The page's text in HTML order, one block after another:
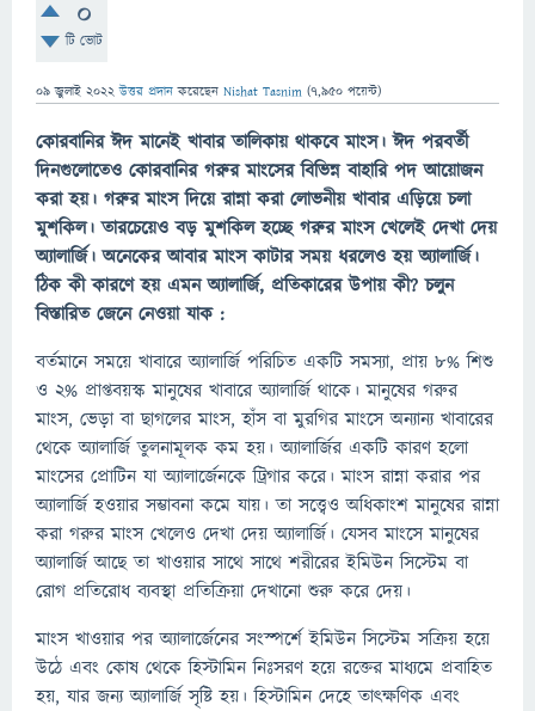
0
টি ভোট
09 জুলাই 2022 উত্তর প্রদান করেছেন Nishat Tasnim (7,950 পয়েন্ট)
কোরবানির ঈদ মানেই খাবার তালিকায় থাকবে মাংস। ঈদ পরবর্তী
দিনগুলোতেও কোরবানির গরুর মাংসের বিভিন্ন বাহারি পদ আয়োজন
করা হয়। গরুর মাংস দিয়ে রান্না করা লোভনীয় খাবার এড়িয়ে চলা
মুশকিল। তারচেয়েও বড় মুশকিল হচ্ছে গরুর মাংস খেলেই দেখা দেয়
অ্যালার্জি। অনেকের আবার মাংস কাটার সময় ধরলেও হয় অ্যালার্জি।
ঠিক কী কারণে হয় এমন অ্যালার্জি, প্রতিকারের উপায় কী? চলুন
বিস্তারিত জেনে নেওয়া যাক :
বর্তমানে সময়ে খাবারে অ্যালার্জি পরিচিত একটি সমস্যা, প্রায় ৮% শিশু
ও ২% প্রাপ্তবয়স্ক মানুষের খাবারে অ্যালার্জি থাকে। মানুষের গরুর
মাংস, ভেড়া বা ছাগলের মাংস, হাঁস বা মুরগির মাংসে অন্যান্য খাবারের
থেকে অ্যালার্জি তুলনামূলক কম হয়। অ্যালার্জির একটি কারণ হলো
মাংসের প্রোটিন যা অ্যালার্জেনকে ট্রিগার করে। মাংস রান্না করার পর
অ্যালার্জি হওয়ার সম্ভাবনা কমে যায়। তা সত্ত্বেও অধিকাংশ মানুষের রান্না
করা গরুর মাংস খেলেও দেখা দেয় অ্যালার্জি। যেসব মাংসে মানুষের
অ্যালার্জি আছে তা খাওয়ার সাথে সাথে শরীরের ইমিউন সিস্টেম বা
রোগ প্রতিরোধ ব্যবস্থা প্রতিক্রিয়া দেখানো শুরু করে দেয়।
মাংস খাওয়ার পর অ্যালার্জেনের সংস্পর্শে ইমিউন সিস্টেম সক্রিয় হয়ে
উঠে এবং কোষ থেকে হিস্টামিন নিঃসরণ হয়ে রক্তের মাধ্যমে প্রবাহিত
হয়, যার জন্য অ্যালার্জি সৃষ্টি হয়। হিস্টামিন দেহে তাৎক্ষণিক এবং